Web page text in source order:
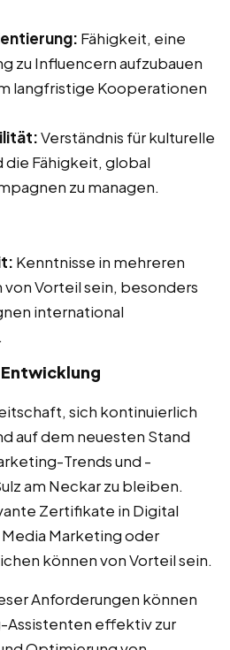
Fähigkeit, eine
zu Influencern aufzubauen
langfristige Kooperationen
Verständnis für kulturelle
die Fähigkeit, global
zu managen.
Kenntnisse in mehreren
Vorteil sein, besonders
international
sich kontinuierlich
auf dem neuesten Stand
Trends und -
am Neckar zu bleiben.
Zertifikate in Digital
Marketing oder
können von Vorteil sein.
Anforderungen können
effektiv zur